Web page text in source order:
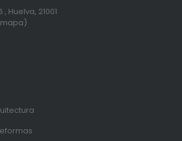
, Huelva, 21001